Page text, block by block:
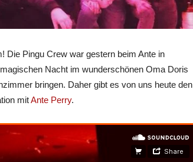
Die Pingu Crew war gestern beim Ante in
Nacht im wunderschönen Oma Doris
bringen. Daher gibt es von uns heute den
mitAnte Perry.